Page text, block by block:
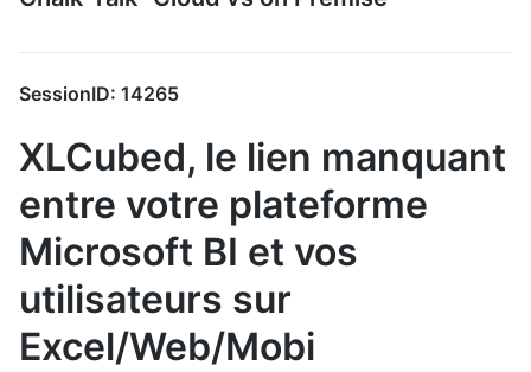
SessionID: 14265
XLCubed, le lien manquant
entre votre plateforme
Microsoft BI et vos
utilisateurs sur
Excel/Web/Mobi